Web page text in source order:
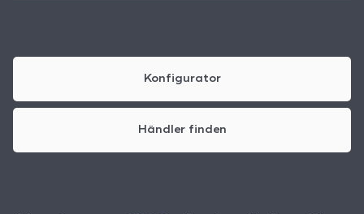
Konfigurator
Händler finden